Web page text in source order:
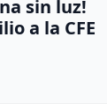
sin luz!
a la CFE